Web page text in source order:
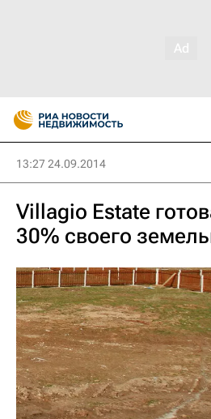
13:27 24.09.2014
Villagio Estate
30% своего